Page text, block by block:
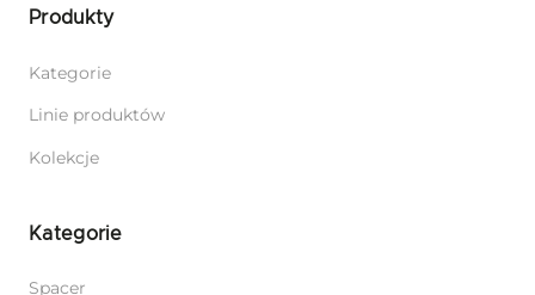
Produkty
Kategorie
Linie produktów
Kolekcje
Kategorie
Spacer